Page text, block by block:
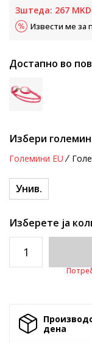
Зштеда: 267 MKD
Извести ме за
Достапно во
Избери
Големини EU
Унив.
Изберете ја
денa